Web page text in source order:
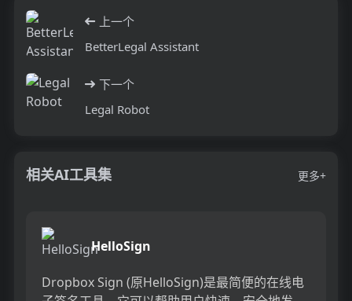
上一个
BetterLegal Assistant
下一个
Legal Robot
相关AI工具集 更多+
HelloSign
Dropbox Sign (原HelloSign)是最简便的在线电